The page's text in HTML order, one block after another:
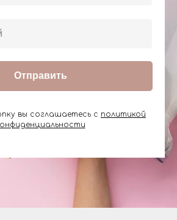
Отправить
вы соглашаетесь с политикой